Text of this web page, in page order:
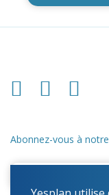
Abonnez-vous à